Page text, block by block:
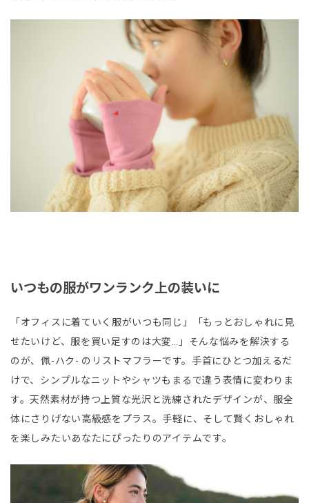
いつもの服がワンランク上の装いに
「オフィスに着ていく服がいつも同じ」「もっとおしゃれに見
せたいけど、服を買い足すのは大変…」そんな悩みを解決する
のが、佩-ハク- のリストマフラーです。手首にひとつ加えるだ
けで、シンプルなニットやシャツもまるで違う表情に変わりま
す。天然素材が持つ上質な光沢と洗練されたデザインが、服全
体にさりげない高級感をプラス。手軽に、そして賢くおしゃれ
を楽しみたいあなたにぴったりのアイテムです。